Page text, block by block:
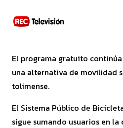
El programa gratuito
una alternativa de movilidad
tolimense.
El Sistema Público de
sigue sumando usuarios en la